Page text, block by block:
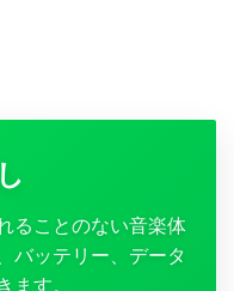
ることのない音楽体
バッテリー、データ
ます。